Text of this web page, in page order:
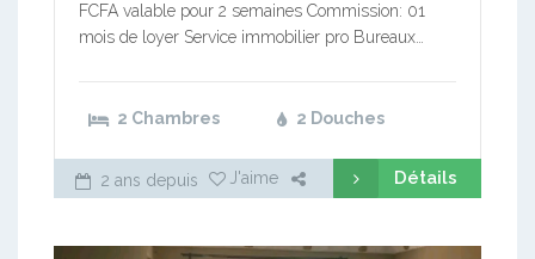
FCFA valable pour 2 semaines Commission: 01
mois de loyer Service immobilier pro Bureaux…
2 Chambres 2 Douches
2 ans depuis J'aime Détails